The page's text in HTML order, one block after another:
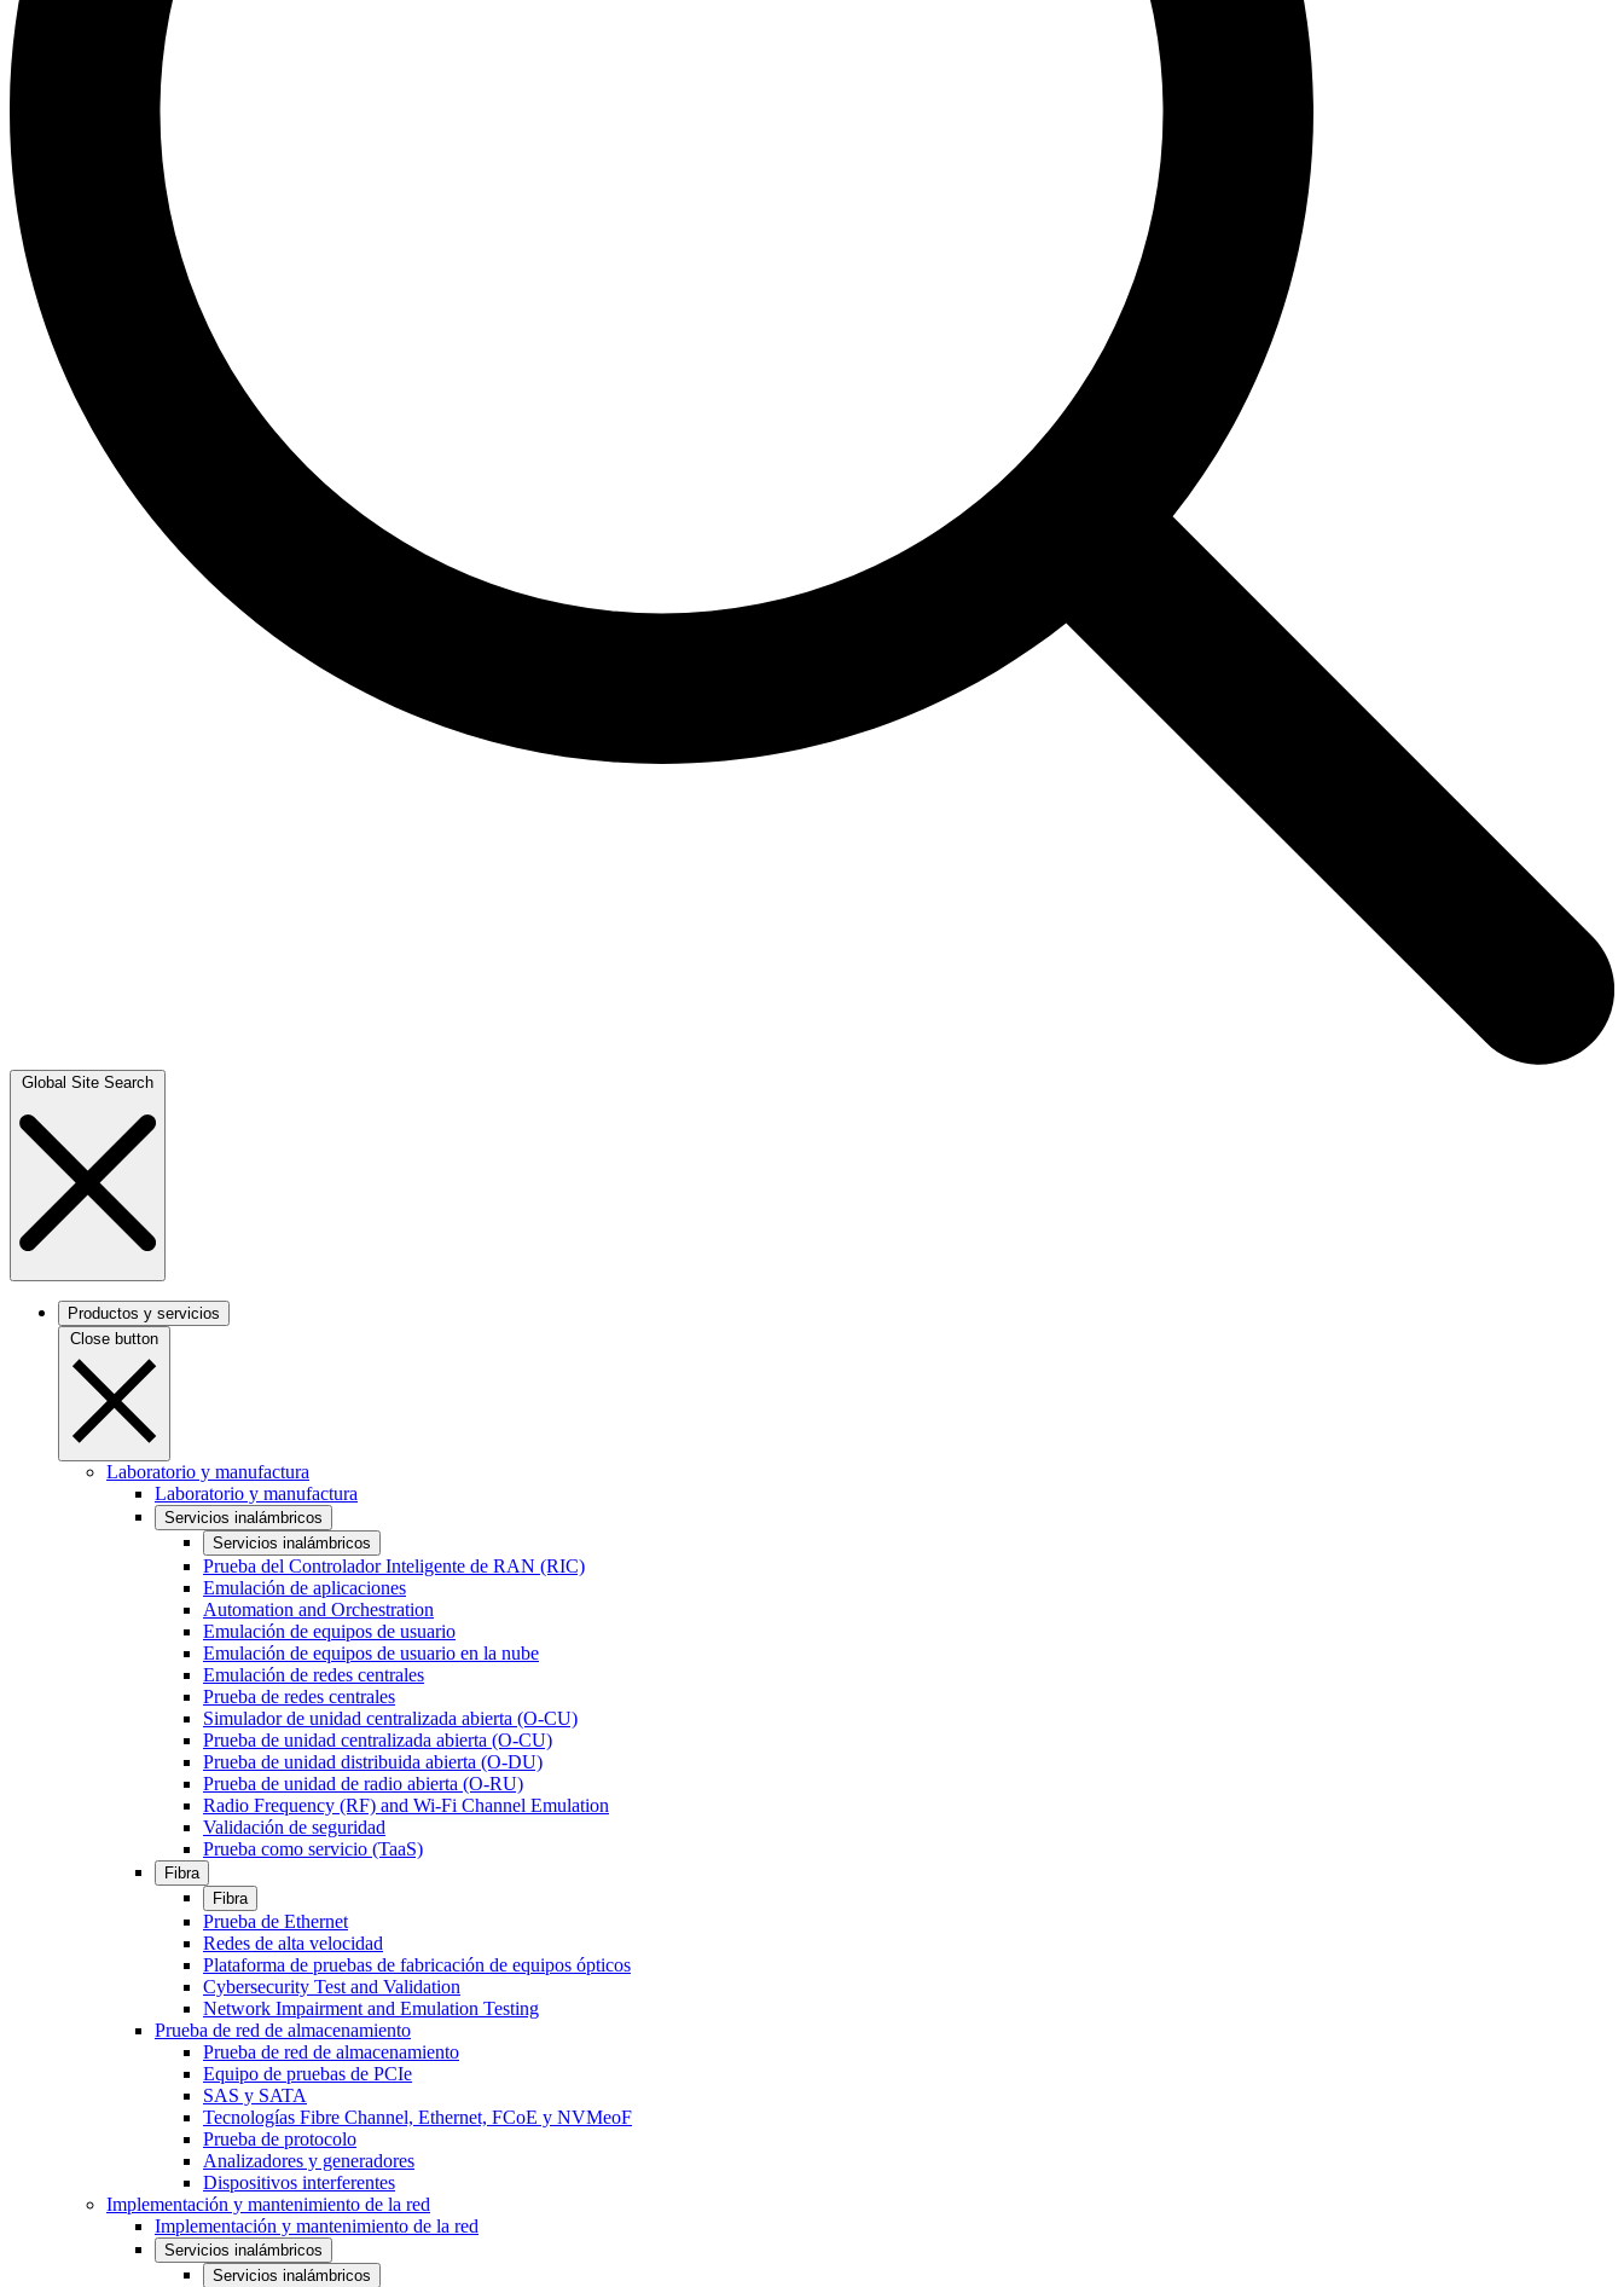
Global Site Search
Productos y servicios
Close button
Laboratorio y manufactura
Laboratorio y manufactura
Servicios inalámbricos
Servicios inalámbricos
Prueba del Controlador Inteligente de RAN (RIC)
Emulación de aplicaciones
Automation and Orchestration
Emulación de equipos de usuario
Emulación de equipos de usuario en la nube
Emulación de redes centrales
Prueba de redes centrales
Simulador de unidad centralizada abierta (O-CU)
Prueba de unidad centralizada abierta (O-CU)
Prueba de unidad distribuida abierta (O-DU)
Prueba de unidad de radio abierta (O-RU)
Radio Frequency (RF) and Wi-Fi Channel Emulation
Validación de seguridad
Prueba como servicio (TaaS)
Fibra
Fibra
Prueba de Ethernet
Redes de alta velocidad
Plataforma de pruebas de fabricación de equipos ópticos
Cybersecurity Test and Validation
Network Impairment and Emulation Testing
Prueba de red de almacenamiento
Prueba de red de almacenamiento
Equipo de pruebas de PCIe
SAS y SATA
Tecnologías Fibre Channel, Ethernet, FCoE y NVMeoF
Prueba de protocolo
Analizadores y generadores
Dispositivos interferentes
Implementación y mantenimiento de la red
Implementación y mantenimiento de la red
Servicios inalámbricos
Servicios inalámbricos